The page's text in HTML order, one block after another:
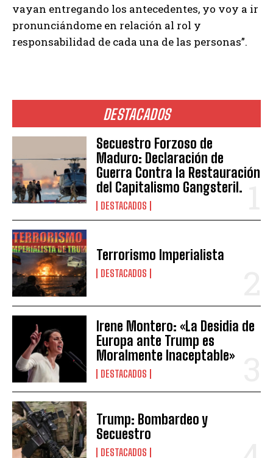
DESTACADOS
Secuestro Forzoso de
Maduro: Declaración de
Guerra Contra la Restauración
del Capitalismo Gangsteril.
DESTACADOS
Terrorismo Imperialista
DESTACADOS
Irene Montero: «La Desidia de
Europa ante Trump es
Moralmente Inaceptable»
DESTACADOS
Trump: Bombardeo y
Secuestro
DESTACADOS
vayan entregando los antecedentes, yo voy a ir
pronunciándome en relación al rol y
responsabilidad de cada una de las personas”.